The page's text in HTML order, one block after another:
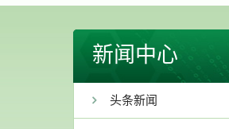
新闻中心
头条新闻